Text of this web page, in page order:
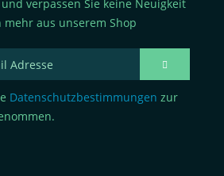
verpassen Sie keine Neuigkeit
mehr aus unserem Shop
Datenschutzbestimmungen zur